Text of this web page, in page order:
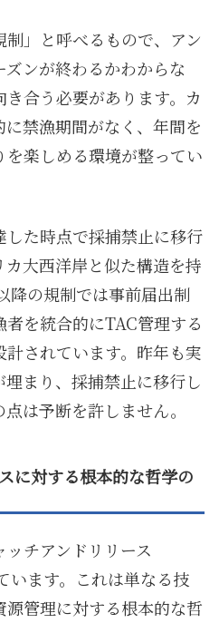
」と呼べるもので、アン
ンが終わるかわからな
合う必要があります。カ
禁漁期間がなく、年間を
楽しめる環境が整ってい
した時点で採捕禁止に移行
大西洋岸と似た構造を持
降の規制では事前届出制
を統合的にTAC管理する
計されています。昨年も実
まり、採捕禁止に移行し
は予断を許しません。
に対する根本的な哲学の
チアンドリリース
います。これは単なる技
管理に対する根本的な哲